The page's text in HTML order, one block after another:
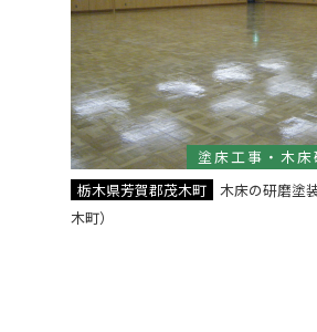
塗床工事・木
栃木県芳賀郡茂木町
木床の研磨塗
木町）